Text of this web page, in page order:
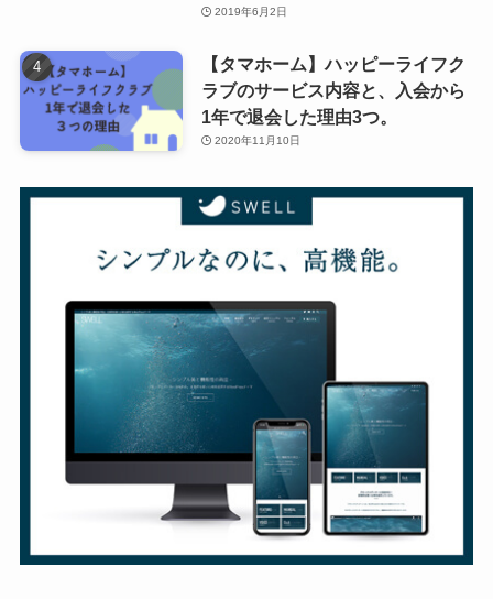
2019年6月2日
【タマホーム】ハッピーライフク
ラブのサービス内容と、入会から
1年で退会した理由3つ。
2020年11月10日